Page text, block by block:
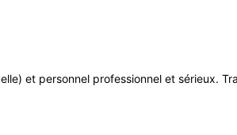
et personnel professionnel et sérieux.